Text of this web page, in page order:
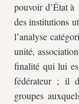
pouvoir d’État à
des institutions
l’analyse
unité,
finalité qui lui
fédérateur ; il
groupes